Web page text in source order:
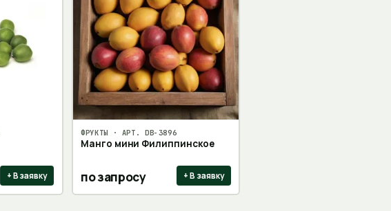
+ В заявку
ФРУКТЫ · АРТ. DB-3896
Манго мини Филиппинское
по запросу + В заявку